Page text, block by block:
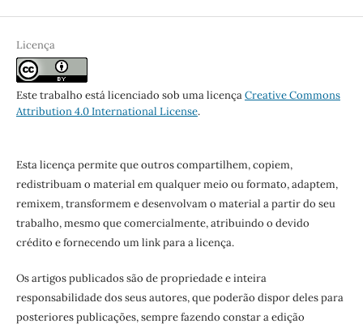
Licença
Este trabalho está licenciado sob uma licençaCreative Commons
Attribution 4.0 International License.
Esta licença permite que outros compartilhem, copiem,
redistribuam o material em qualquer meio ou formato, adaptem,
remixem, transformem e desenvolvam o material a partir do seu
trabalho, mesmo que comercialmente, atribuindo o devido
crédito e fornecendo um link para a licença.
Os artigos publicados são de propriedade e inteira
responsabilidade dos seus autores, que poderão dispor deles para
posteriores publicações, sempre fazendo constar a edição